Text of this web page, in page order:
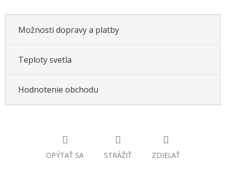
Možnosti dopravy a platby
Teploty svetla
Hodnotenie obchodu
OPÝTAŤ SA STRÁŽIŤ ZDIEĽAŤ